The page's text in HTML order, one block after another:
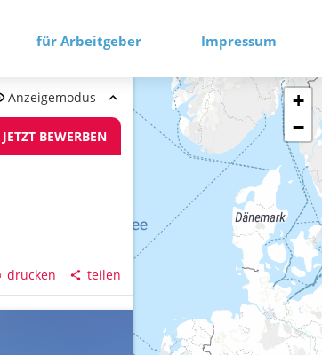
für Arbeitgeber Impressum
Anzeigemodus
JETZT BEWERBEN
drucken teilen
+
−